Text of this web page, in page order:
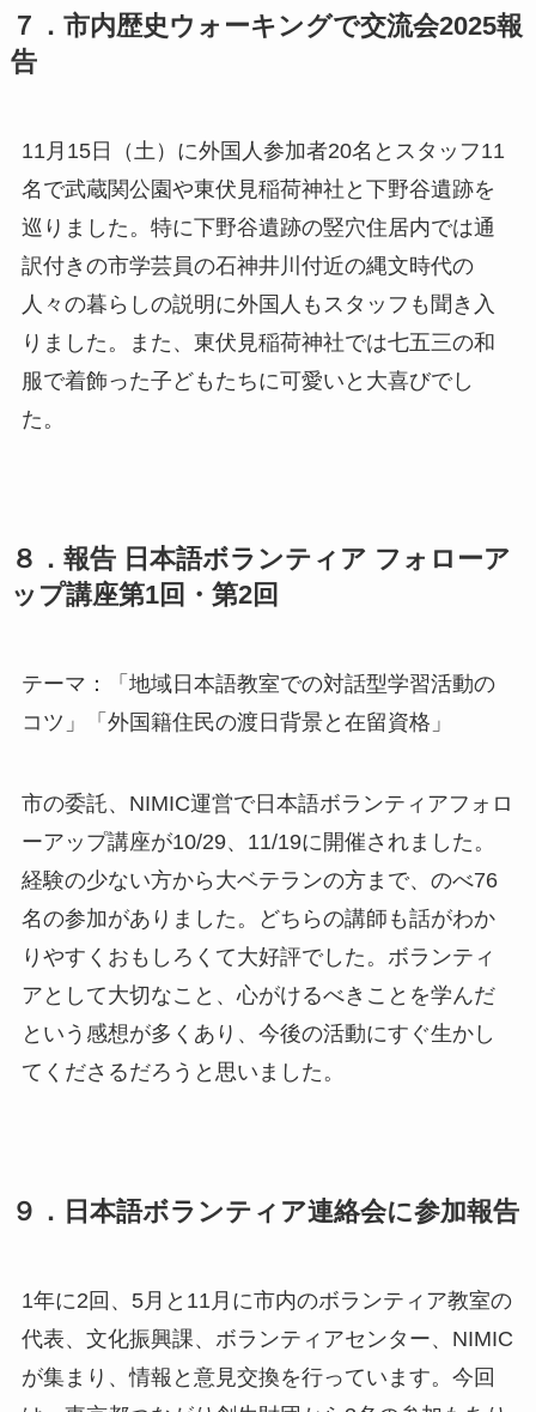
７．市内歴史ウォーキングで交流会2025報
告
11月15日（土）に外国人参加者20名とスタッフ11
名で武蔵関公園や東伏見稲荷神社と下野谷遺跡を
巡りました。特に下野谷遺跡の竪穴住居内では通
訳付きの市学芸員の石神井川付近の縄文時代の
人々の暮らしの説明に外国人もスタッフも聞き入
りました。また、東伏見稲荷神社では七五三の和
服で着飾った子どもたちに可愛いと大喜びでし
た。
８．報告 日本語ボランティア フォローア
ップ講座第1回・第2回
テーマ：「地域日本語教室での対話型学習活動の
コツ」「外国籍住民の渡日背景と在留資格」
市の委託、NIMIC運営で日本語ボランティアフォロ
ーアップ講座が10/29、11/19に開催されました。
経験の少ない方から大ベテランの方まで、のべ76
名の参加がありました。どちらの講師も話がわか
りやすくおもしろくて大好評でした。ボランティ
アとして大切なこと、心がけるべきことを学んだ
という感想が多くあり、今後の活動にすぐ生かし
てくださるだろうと思いました。
９．日本語ボランティア連絡会に参加報告
1年に2回、5月と11月に市内のボランティア教室の
代表、文化振興課、ボランティアセンター、NIMIC
が集まり、情報と意見交換を行っています。今回